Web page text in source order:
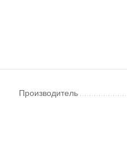
Производитель